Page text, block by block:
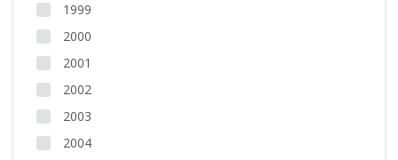
1999
2000
2001
2002
2003
2004